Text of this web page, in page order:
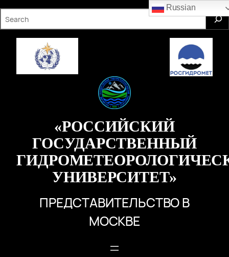
к
содержимому
S
r
«РОССИЙСКИЙ
ГОСУДАРСТВЕННЫЙ
УНИВЕРСИТЕТ»
ПРЕДСТАВИТЕЛЬСТВО В
МОСКВЕ
Russian